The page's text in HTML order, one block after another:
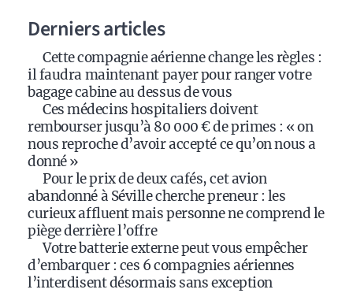
Derniers articles
Cette compagnie aérienne change les règles :
il faudra maintenant payer pour ranger votre
bagage cabine au dessus de vous
Ces médecins hospitaliers doivent
rembourser jusqu’à 80 000 € de primes : « on
nous reproche d’avoir accepté ce qu’on nous a
donné »
Pour le prix de deux cafés, cet avion
abandonné à Séville cherche preneur : les
curieux affluent mais personne ne comprend le
piège derrière l’offre
Votre batterie externe peut vous empêcher
d’embarquer : ces 6 compagnies aériennes
l’interdisent désormais sans exception